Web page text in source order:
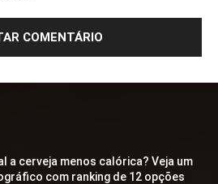
a cerveja menos calórica? Veja um
com ranking de 12 opções